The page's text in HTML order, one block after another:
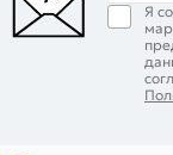
Я